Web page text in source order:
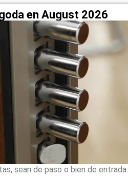
en August 2026
sean de paso o bien de entrada.